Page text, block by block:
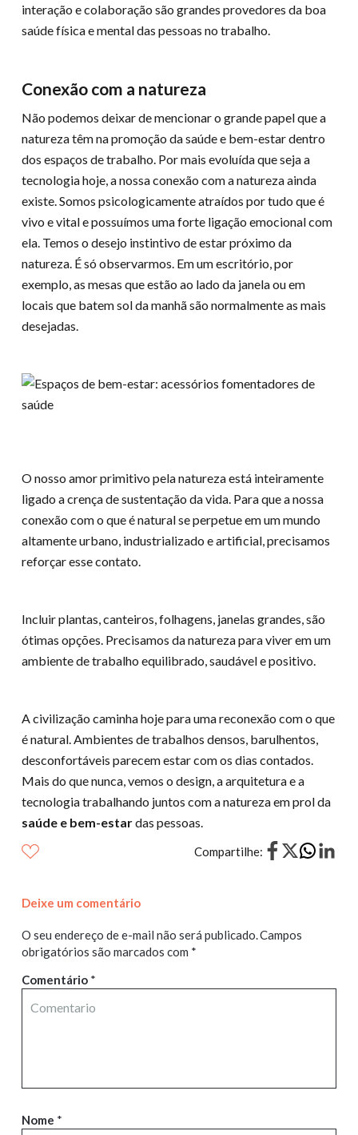
interação e colaboração são grandes provedores da boa
saúde física e mental das pessoas no trabalho.
Conexão com a natureza
Não podemos deixar de mencionar o grande papel que a
natureza têm na promoção da saúde e bem-estar dentro
dos espaços de trabalho. Por mais evoluída que seja a
tecnologia hoje, a nossa conexão com a natureza ainda
existe. Somos psicologicamente atraídos por tudo que é
vivo e vital e possuímos uma forte ligação emocional com
ela. Temos o desejo instintivo de estar próximo da
natureza. É só observarmos. Em um escritório, por
exemplo, as mesas que estão ao lado da janela ou em
locais que batem sol da manhã são normalmente as mais
desejadas.
O nosso amor primitivo pela natureza está inteiramente
ligado a crença de sustentação da vida. Para que a nossa
conexão com o que é natural se perpetue em um mundo
altamente urbano, industrializado e artificial, precisamos
reforçar esse contato.
Incluir plantas, canteiros, folhagens, janelas grandes, são
ótimas opções. Precisamos da natureza para viver em um
ambiente de trabalho equilibrado, saudável e positivo.
A civilização caminha hoje para uma reconexão com o que
é natural. Ambientes de trabalhos densos, barulhentos,
desconfortáveis parecem estar com os dias contados.
Mais do que nunca, vemos o design, a arquitetura e a
tecnologia trabalhando juntos com a natureza em prol da
saúde e bem-estardas pessoas.
Compartilhe:
Deixe um comentário
O seu endereço de e-mail não será publicado. Campos
obrigatórios são marcados com *
Comentário *
Nome *